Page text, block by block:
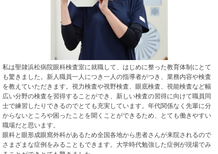
私は聖隷浜松病院眼科検査室に就職して、はじめに整った教育体制にとて
も驚きました。新人職員一人につき一人の指導者がつき、業務内容や検査
を教えていただきます。視力検査や視野検査、眼底検査、視能検査など幅
広い分野の検査を習得することができ、新しい検査の習得に向けて職員同
士で練習したりできるのでとても充実しています。年代関係なく先輩に分
からないところや困ったことを聞くことができるため、とても働きやすい
職場だと思います。
眼科と眼形成眼窩外科があるため全国各地から患者さんが来院されるので
さまざまな症例をみることもできます。大学時代勉強した症例が現場でみ